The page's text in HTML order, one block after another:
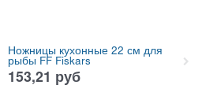
Ножницы кухонные 22 см для
рыбы FF Fiskars
153,21 руб